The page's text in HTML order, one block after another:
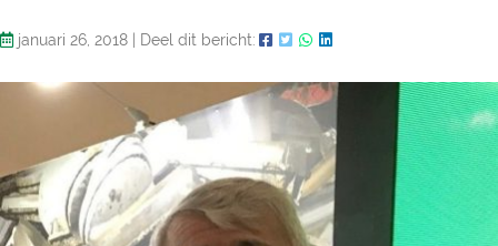
januari 26, 2018 Deel dit bericht: